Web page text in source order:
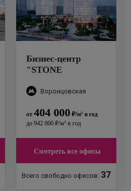
Бизнес-центр
"STONE
К1) "
Воронцовская
от 404 000 ₽/м² в год
до 942 000 ₽/м² в год
Смотреть все офисы
Всего свободно офисов: 37